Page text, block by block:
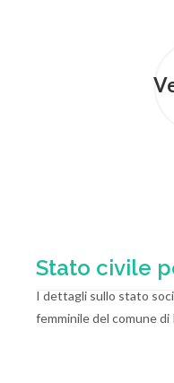
Stato civile
I dettagli sullo stato
femminile del comune di